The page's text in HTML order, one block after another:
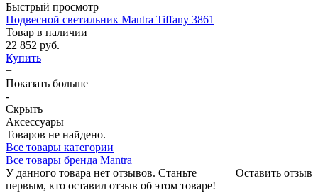
Быстрый просмотр
Подвесной светильник Mantra Tiffany 3861
Товар в наличии
22 852 руб.
Купить
+
Показать больше
-
Скрыть
Аксессуары
Товаров не найдено.
Все товары категории
Все товары бренда Mantra
Оставить отзыв
У данного товара нет отзывов. Станьте
первым, кто оставил отзыв об этом товаре!